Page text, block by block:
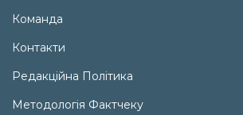
Команда
Контакти
Редакційна Політика
Методологія Фактчеку